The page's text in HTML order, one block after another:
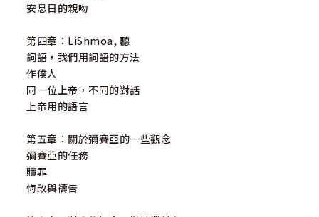
安息日的親吻
第四章：LiShmoa, 聽
詞語，我們用詞語的方法
作僕人
同一位上帝，不同的對話
上帝用的語言
第五章：關於彌賽亞的一些觀念
彌賽亞的任務
贖罪
悔改與禱告